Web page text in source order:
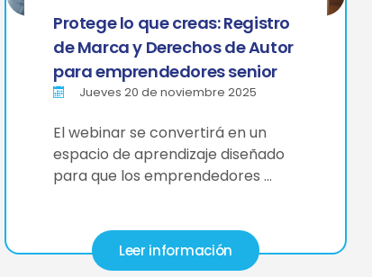
Protege lo que creas: Registro
de Marca y Derechos de Autor
para emprendedores senior
Jueves 20 de noviembre 2025
El webinar se convertirá en un
espacio de aprendizaje diseñado
para que los emprendedores …
Leer información